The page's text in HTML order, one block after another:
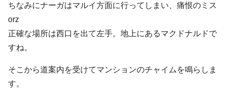
ちなみにナーガはマルイ方面に行ってしまい、痛恨のミス
orz
正確な場所は西口を出て左手。地上にあるマクドナルドで
すね。
そこから道案内を受けてマンションのチャイムを鳴らしま
す。